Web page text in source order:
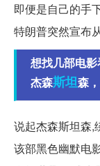
即便是自己的手
特朗普突然宣布
想找几部电
杰森斯坦森
说起杰森斯坦森,
该部黑色幽默电